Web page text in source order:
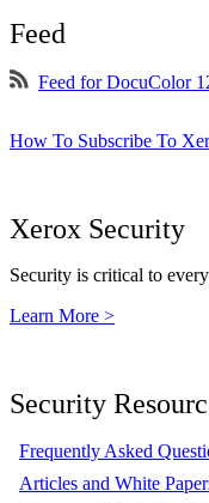
Feed
Feed for DocuColor
How To Subscribe To
Xerox Security
Security is critical to
Learn More >
Security
Frequently Asked
Articles and White